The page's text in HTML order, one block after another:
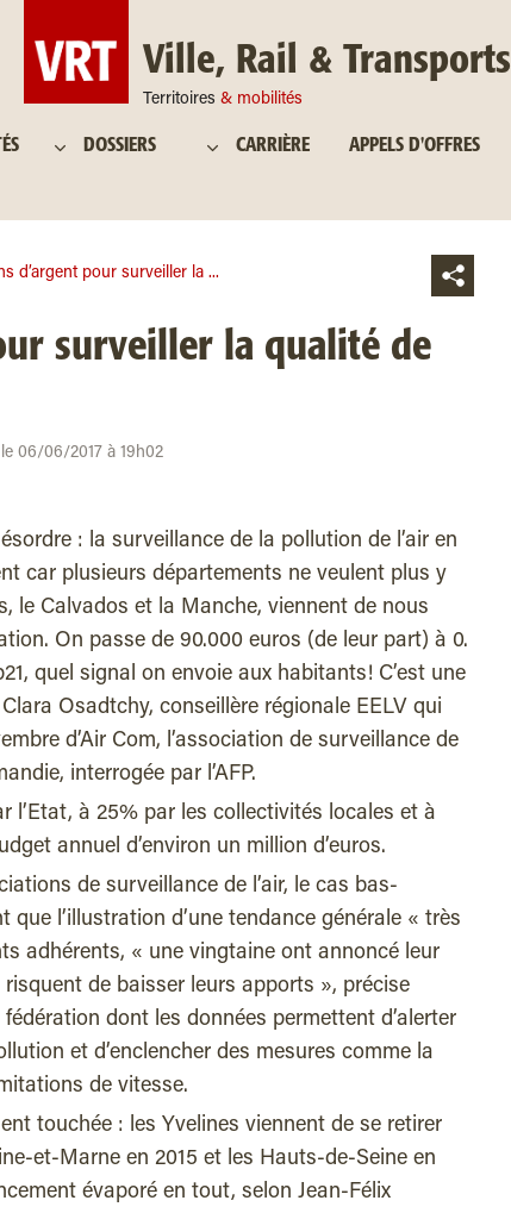
Ville, Rail & Transports
Territoires & mobilités
DOSSIERS CARRIÈRE APPELS D'OFFRES
d’argent pour surveiller la ...
surveiller la qualité de
06/06/2017 à 19h02
: la surveillance de la pollution de l’air en
car plusieurs départements ne veulent plus y
le Calvados et la Manche, viennent de nous
On passe de 90.000 euros (de leur part) à 0.
quel signal on envoie aux habitants! C’est une
Osadtchy, conseillère régionale EELV qui
d’Air Com, l’association de surveillance de
interrogée par l’AFP.
l’Etat, à 25% par les collectivités locales et à
annuel d’environ un million d’euros.
de surveillance de l’air, le cas bas-
que l’illustration d’une tendance générale « très
adhérents, « une vingtaine ont annoncé leur
de baisser leurs apports », précise
dont les données permettent d’alerter
et d’enclencher des mesures comme la
de vitesse.
touchée : les Yvelines viennent de se retirer
et-Marne en 2015 et les Hauts-de-Seine en
évaporé en tout, selon Jean-Félix